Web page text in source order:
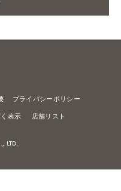
プライバシーポリシー
表示 店舗リスト
LTD.